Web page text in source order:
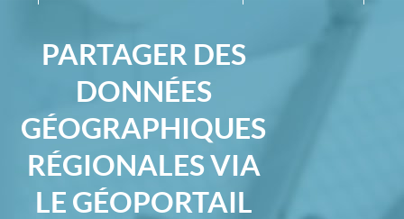
PARTAGER DES
DONNÉES
GÉOGRAPHIQUES
RÉGIONALES VIA
LE GÉOPORTAIL